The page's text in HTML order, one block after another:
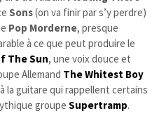
Sons(on va finir par s’y perdre)
Pop Morderne, presque
à ce que peut produire le
The Sun, une voix douce et
Allemand The Whitest Boy
la guitare qui rappellent certains
groupe Supertramp.